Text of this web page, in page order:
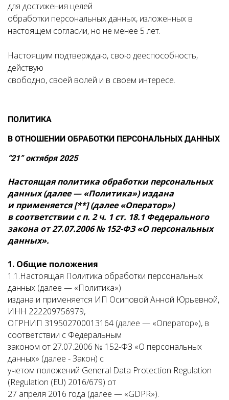
для достижения целей
обработки персональных данных, изложенных в
настоящем согласии, но не менее 5 лет.
Настоящим подтверждаю, свою дееспособность,
действую
свободно, своей волей и в своем интересе.
ПОЛИТИКА
В ОТНОШЕНИИ ОБРАБОТКИ ПЕРСОНАЛЬНЫХ ДАННЫХ
“21” октября 2025
Настоящая политика обработки персональных
данных (далее — «Политика») издана
и применяется [**] (далее «Оператор»)
в соответствии с п. 2 ч. 1 ст. 18.1 Федерального
закона от 27.07.2006 № 152-ФЗ «О персональных
данных».
1. Общие положения
1.1.Настоящая Политика обработки персональных
данных (далее — «Политика»)
издана и применяется ИП Осиповой Анной Юрьевной,
ИНН 222209756979,
ОГРНИП 319502700013164 (далее — «Оператор»), в
соответствии с Федеральным
законом от 27.07.2006 № 152-ФЗ «О персональных
данных» (далее - Закон) с
учетом положений General Data Protection Regulation
(Regulation (EU) 2016/679) от
27 апреля 2016 года (далее — «GDPR»).